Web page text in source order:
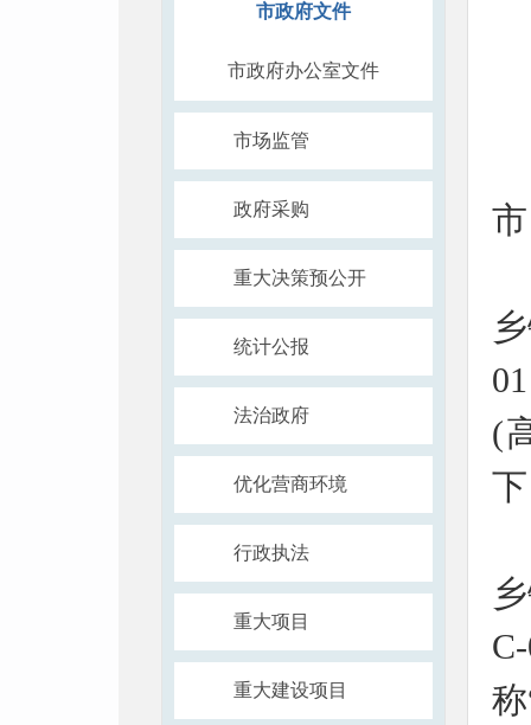
市政府文件
市政府办公室文件
市场监管
政府采购
重大决策预公开
统计公报
法治政府
优化营商环境
行政执法
重大项目
重大建设项目
(